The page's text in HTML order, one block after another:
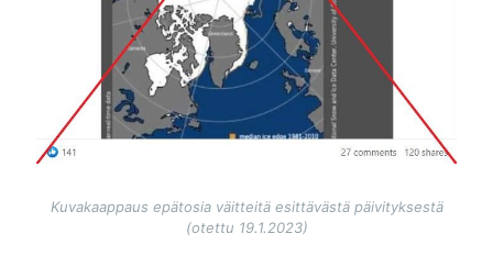
Kuvakaappaus epätosia väitteitä esittävästä päivityksestä
(otettu 19.1.2023)